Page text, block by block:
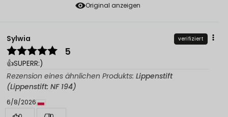
Original anzeigen
Sylwia verifiziert
5
👍️SUPERR:)
Rezension eines ähnlichen Produkts: Lippenstift
(Lippenstift: NF 194)
6/8/2026